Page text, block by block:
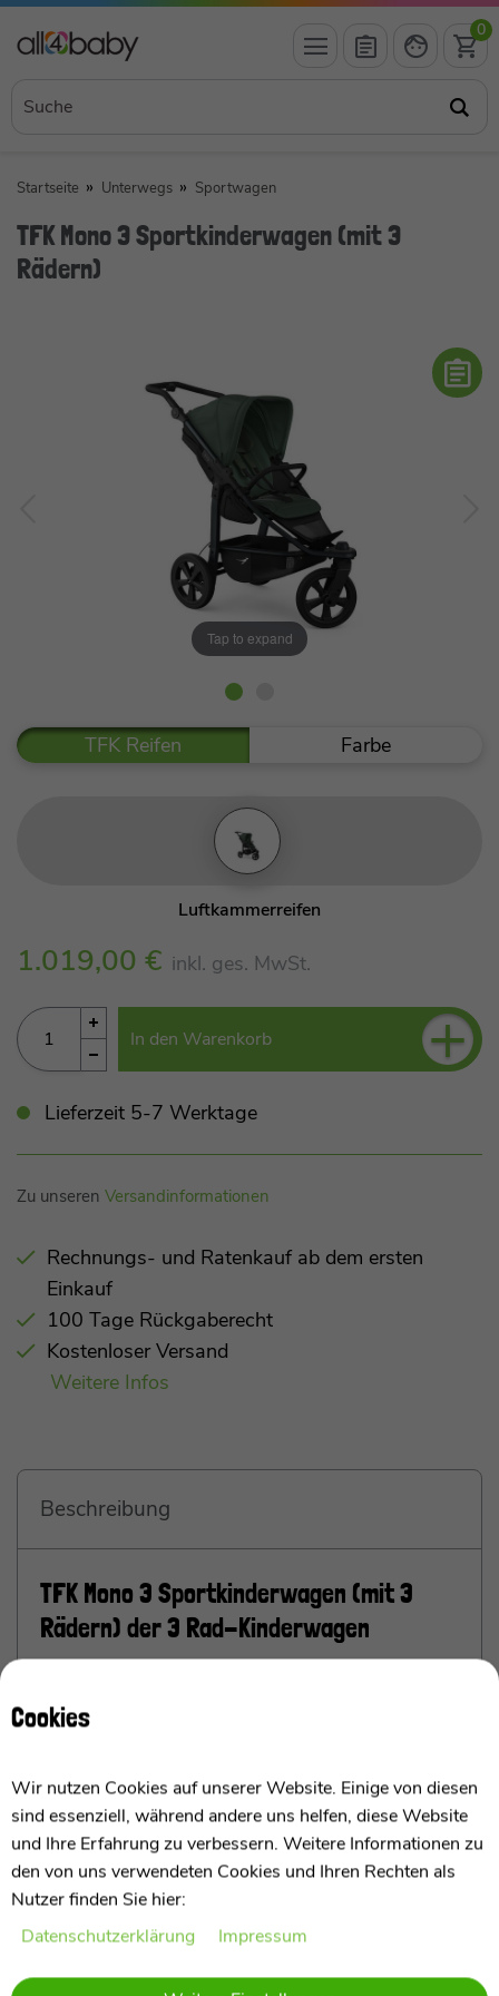
0
Startseite Unterwegs Sportwagen
TFK Mono 3 Sportkinderwagen (mit 3
Rädern)
Tap to expand
TFK Reifen Farbe
Luftkammerreifen
1.019,00 € inkl. ges. MwSt.
In den Warenkorb +
Lieferzeit 5-7 Werktage
Zu unseren Versandinformationen
Rechnungs- und Ratenkauf ab dem ersten
Einkauf
100 Tage Rückgaberecht
Kostenloser Versand
Weitere Infos
Beschreibung
TFK Mono 3 Sportkinderwagen (mit 3
Rädern) der 3 Rad-Kinderwagen
ab 6 Monaten bis 4-5 Jahren / 0-34 kg
Geeignet abca. 6 Monaten bis 4–
5 Jahre/ max. 34 kg–
suitable from about 6 months to 4–
5 years / max. 34 kg
Großes erweiterbares Verdeck
large extendable canopy with ventilation window and
hand and disc brake with parking function for full
mehr anzeigen
Cookies
Wir nutzen Cookies auf unserer Website. Einige von diesen
sind essenziell, während andere uns helfen, diese Website
und Ihre Erfahrung zu verbessern. Weitere Informationen zu
den von uns verwendeten Cookies und Ihren Rechten als
Nutzer finden Sie hier:
Daten­schutz­erklärung
Impressum